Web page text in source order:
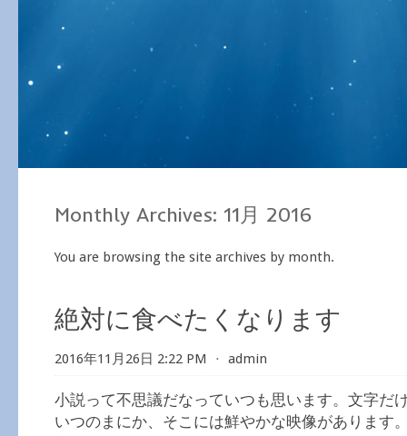
Monthly Archives: 11月 2016
You are browsing the site archives by month.
絶対に食べたくなります
2016年11月26日 2:22 PM ⋅ admin
小説って不思議だなっていつも思います。文字だ
いつのまにか、そこには鮮やかな映像があります